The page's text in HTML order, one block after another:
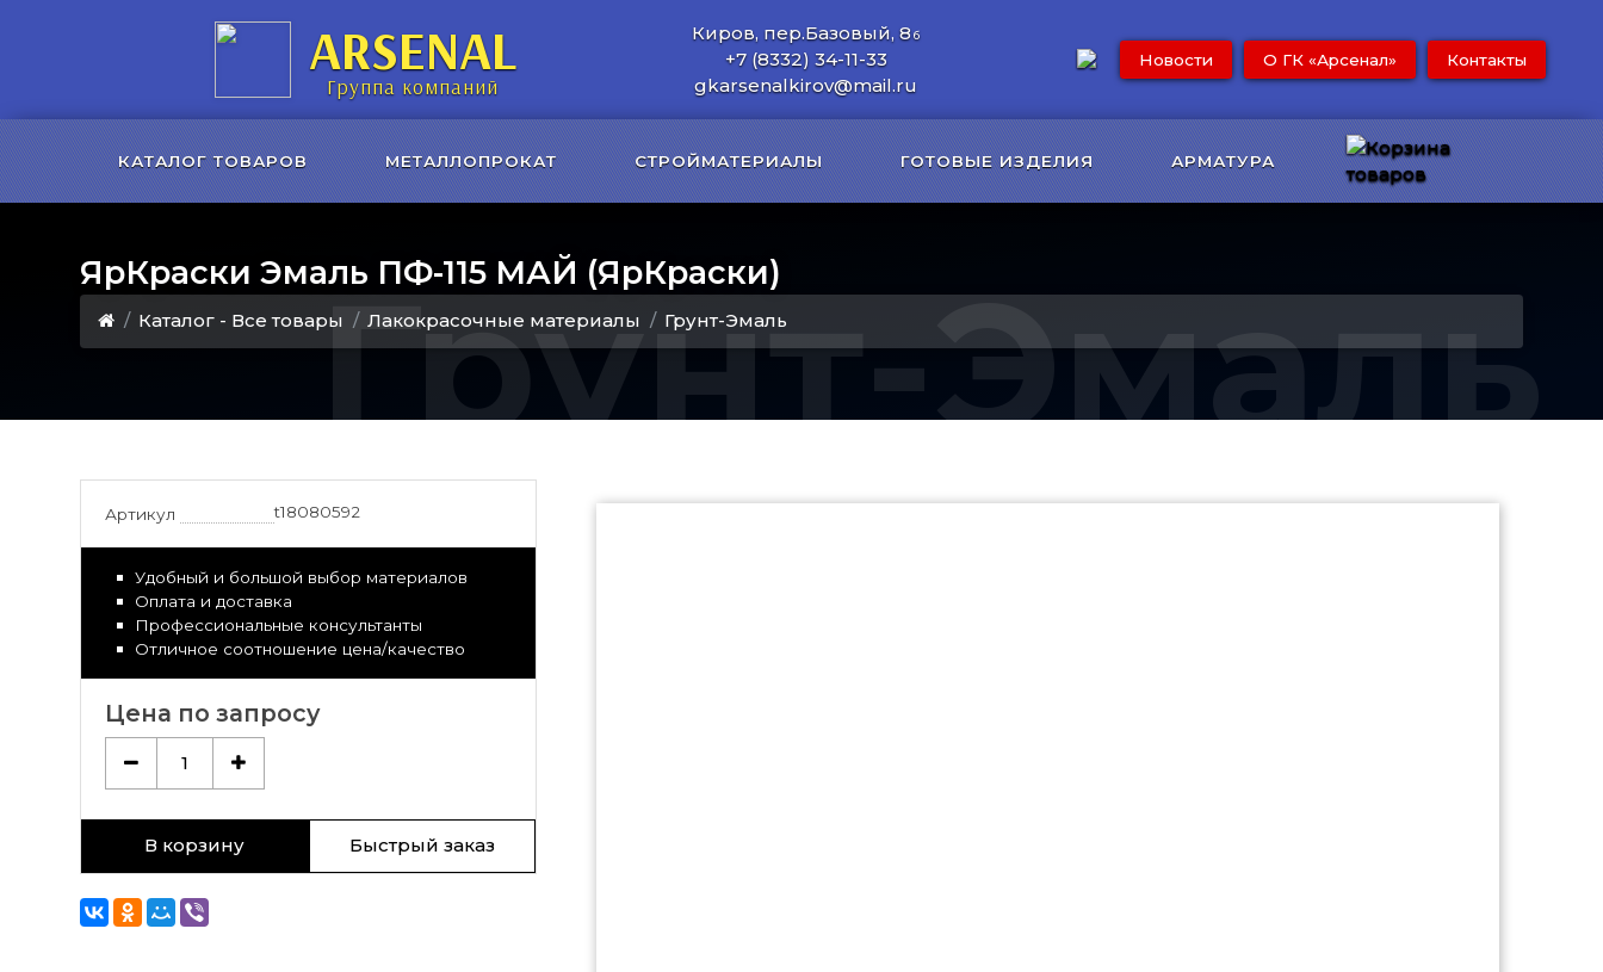
ARSENAL
Группа компаний
Киров, пер.Базовый, 8б
+7 (8332) 34-11-33
gkarsenalkirov@mail.ru
Новости О ГК «Арсенал» Контакты
КАТАЛОГ ТОВАРОВ МЕТАЛЛОПРОКАТ СТРОЙМАТЕРИАЛЫ ГОТОВЫЕ ИЗДЕЛИЯ АРМАТУРА
Грунт-Эмаль
ЯрКраски Эмаль ПФ-115 МАЙ (ЯрКраски)
Каталог - Все товары Лакокрасочные материалы Грунт-Эмаль
Артикул t18080592
Удобный и большой выбор материалов
Оплата и доставка
Профессиональные консультанты
Отличное соотношение цена/качество
Цена по запросу
1
В корзину Быстрый заказ